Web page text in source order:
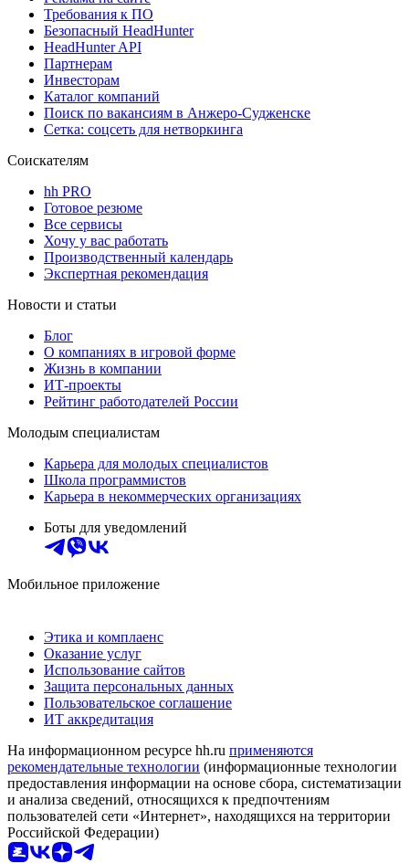
Требования к ПО
Безопасный HeadHunter
HeadHunter API
Партнерам
Инвесторам
Каталог компаний
Поиск по вакансиям в Анжеро-Судженске
Сетка: соцсеть для нетворкинга
Соискателям
hh PRO
Готовое резюме
Все сервисы
Хочу у вас работать
Производственный календарь
Экспертная рекомендация
Новости и статьи
Блог
О компаниях в игровой форме
Жизнь в компании
ИТ-проекты
Рейтинг работодателей России
Молодым специалистам
Карьера для молодых специалистов
Школа программистов
Карьера в некоммерческих организациях
Боты для уведомлений
Мобильное приложение
Этика и комплаенс
Оказание услуг
Использование сайтов
Защита персональных данных
Пользовательское соглашение
ИТ аккредитация
На информационном ресурсе hh.ru применяются
рекомендательные технологии (информационные технологии
предоставления информации на основе сбора, систематизации
и анализа сведений, относящихся к предпочтениям
пользователей сети «Интернет», находящихся на территории
Российской Федерации)